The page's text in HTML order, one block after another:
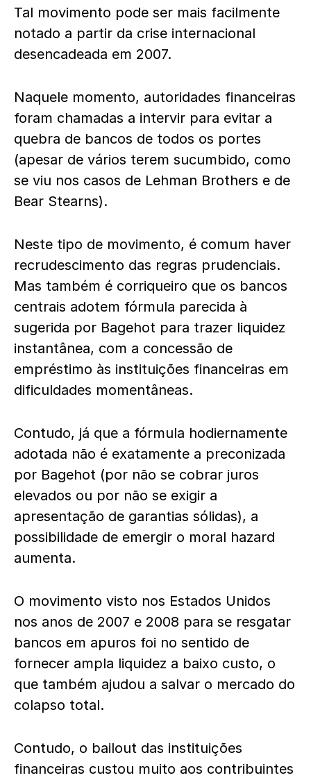
Tal movimento pode ser mais facilmente
notado a partir da crise internacional
desencadeada em 2007.
Naquele momento, autoridades financeiras
foram chamadas a intervir para evitar a
quebra de bancos de todos os portes
(apesar de vários terem sucumbido, como
se viu nos casos de Lehman Brothers e de
Bear Stearns).
Neste tipo de movimento, é comum haver
recrudescimento das regras prudenciais.
Mas também é corriqueiro que os bancos
centrais adotem fórmula parecida à
sugerida por Bagehot para trazer liquidez
instantânea, com a concessão de
empréstimo às instituições financeiras em
dificuldades momentâneas.
Contudo, já que a fórmula hodiernamente
adotada não é exatamente a preconizada
por Bagehot (por não se cobrar juros
elevados ou por não se exigir a
apresentação de garantias sólidas), a
possibilidade de emergir o moral hazard
aumenta.
O movimento visto nos Estados Unidos
nos anos de 2007 e 2008 para se resgatar
bancos em apuros foi no sentido de
fornecer ampla liquidez a baixo custo, o
que também ajudou a salvar o mercado do
colapso total.
Contudo, o bailout das instituições
financeiras custou muito aos contribuintes